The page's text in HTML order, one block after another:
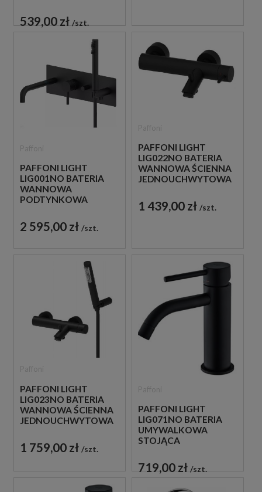
CZARNA
539,00 zł szt.
PAFFONI LIGHT
LIG001NO BATERIA
WANNOWA
PODTYNKOWA
CZARNA
2 595,00 zł szt.
PAFFONI LIGHT
LIG022NO BATERIA
WANNOWA ŚCIENNA
JEDNOUCHWYTOWA
1 439,00 zł szt.
PAFFONI LIGHT
LIG023NO BATERIA
WANNOWA ŚCIENNA
JEDNOUCHWYTOWA
1 759,00 zł szt.
PAFFONI LIGHT
LIG071NO BATERIA
UMYWALKOWA
STOJĄCA
CZARNA
719,00 zł szt.